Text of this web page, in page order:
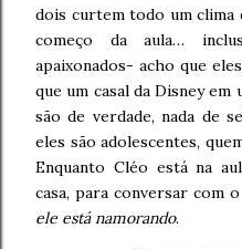
dois curtem todo um clima
começo da aula…
apaixonados- acho que
que um casal da Disney
são de verdade, nada de
eles são adolescentes,
Enquanto Cléo está na
casa, para conversar com
ele está namorando.